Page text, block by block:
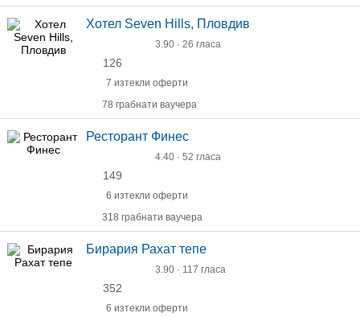
Хотел Seven Hills, Пловдив
3.90 · 26 гласа
126
7 изтекли оферти
78 грабнати ваучера
Ресторант Финес
4.40 · 52 гласа
149
6 изтекли оферти
318 грабнати ваучера
Бирария Рахат тепе
3.90 · 117 гласа
352
6 изтекли оферти